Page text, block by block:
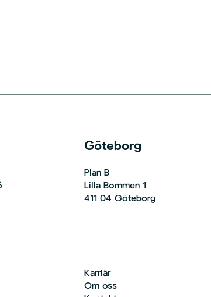
Göteborg
Plan B
Lilla Bommen 1
411 04 Göteborg
Karriär
Om oss